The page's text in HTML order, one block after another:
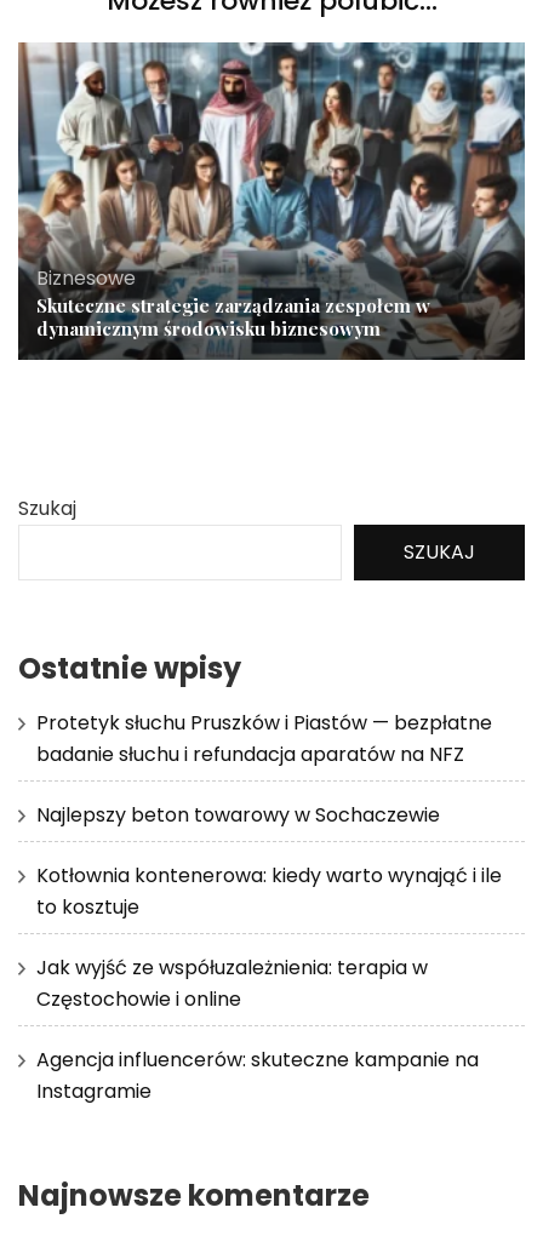
Biznesowe
Skuteczne strategie zarządzania zespołem w
dynamicznym środowisku biznesowym
Szukaj
SZUKAJ
Ostatnie wpisy
Protetyk słuchu Pruszków i Piastów — bezpłatne
badanie słuchu i refundacja aparatów na NFZ
Najlepszy beton towarowy w Sochaczewie
Kotłownia kontenerowa: kiedy warto wynająć i ile
to kosztuje
Jak wyjść ze współuzależnienia: terapia w
Częstochowie i online
Agencja influencerów: skuteczne kampanie na
Instagramie
Najnowsze komentarze